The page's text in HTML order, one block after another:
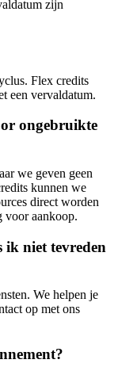
zijn
Flex credits
een vervaldatum.
ongebruikte
we geven geen
kunnen we
direct worden
voor aankoop.
niet tevreden
We helpen je
op met ons